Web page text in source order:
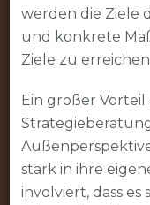
werden die Ziele
und konkrete
Ziele zu
Ein großer
stark in ihre
involviert, dass es